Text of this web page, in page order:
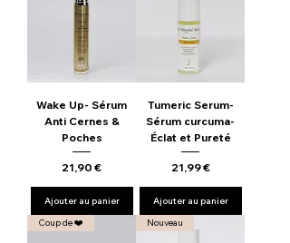
Wake Up- Sérum
Anti Cernes &
Poches
Prix
21,90 €
Ajouter au panier
Tumeric Serum-
Sérum curcuma-
Éclat et Pureté
Prix
21,99 €
Ajouter au panier
Coup de ❤️
Nouveau